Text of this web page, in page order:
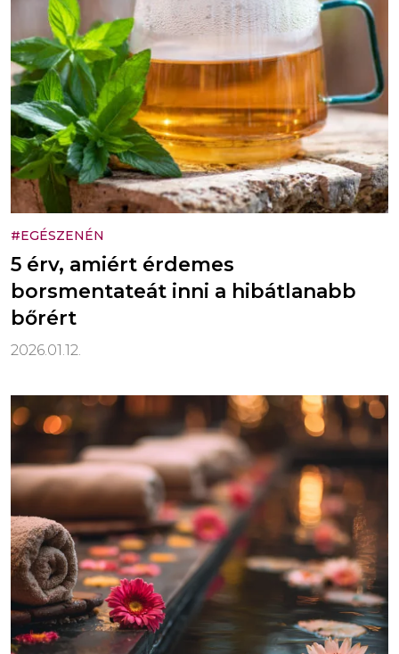
#EGÉSZENÉN
5 érv, amiért érdemes
borsmentateát inni a hibátlanabb
bőrért
2026.01.12.